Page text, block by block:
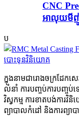
CNC
អាលុយមី
ប
ក្នុងនាមជារោងចក្រដែកស
លំនាំ ការបញ្ចប់ការបញ្ចប់
វិស្វកម្ម ការខាតបង់ការវិ
ព្យាបាលកំដៅ និងការព្យ